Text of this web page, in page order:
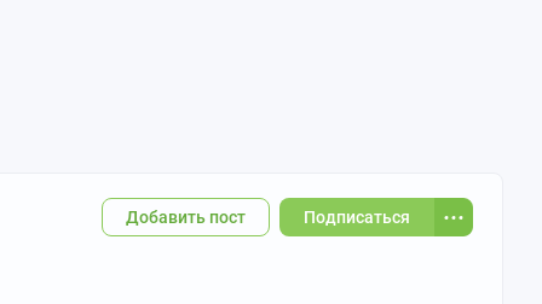
Подписаться
Добавить пост